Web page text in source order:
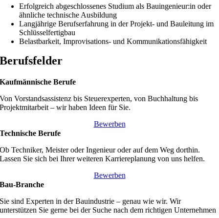
Erfolgreich abgeschlossenes Studium als Bauingenieur:in oder
ähnliche technische Ausbildung
Langjährige Berufserfahrung in der Projekt- und Bauleitung im
Schlüsselfertigbau
Belastbarkeit, Improvisations- und Kommunikationsfähigkeit
Berufsfelder
Kaufmännische Berufe
Von Vorstandsassistenz bis Steuerexperten, von Buchhaltung bis
Projektmitarbeit – wir haben Ideen für Sie.
Bewerben
Technische Berufe
Ob Techniker, Meister oder Ingenieur oder auf dem Weg dorthin.
Lassen Sie sich bei Ihrer weiteren Karriereplanung von uns helfen.
Bewerben
Bau-Branche
Sie sind Experten in der Bauindustrie – genau wie wir. Wir
unterstützen Sie gerne bei der Suche nach dem richtigen Unternehmen